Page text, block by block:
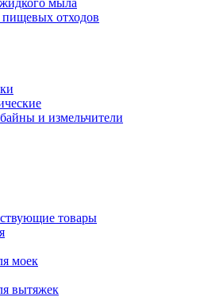
мыла
отходов
и измельчители
товары
моек
вытяжек